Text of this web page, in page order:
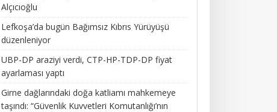
Alçıcıoğlu
Lefkoşa’da bugün Bağımsız Kıbrıs Yürüyüşü
düzenleniyor
UBP-DP araziyi verdi, CTP-HP-TDP-DP fiyat
ayarlaması yaptı
Girne dağlarındaki doğa katliamı mahkemeye
taşındı: “Güvenlik Kuvvetleri Komutanlığı’nın